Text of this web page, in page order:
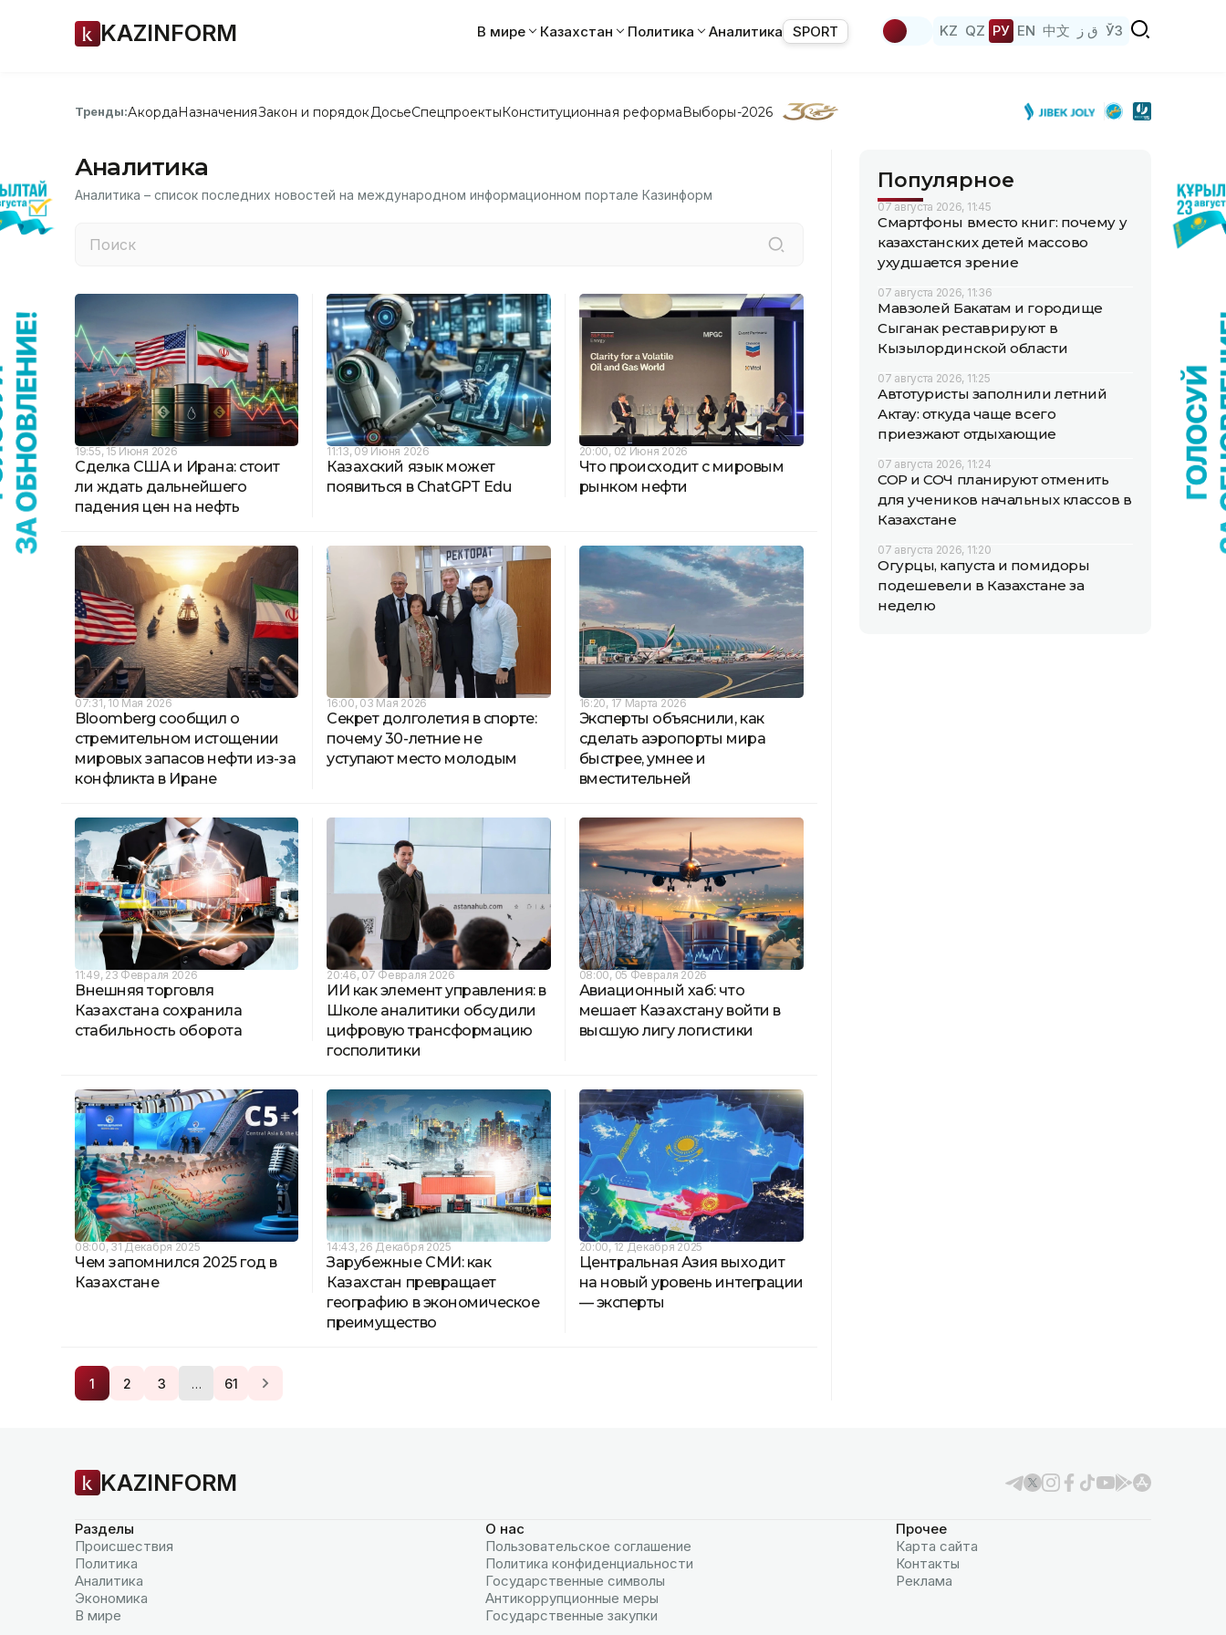
KAZINFORM В мире Казахстан Политика Аналитика SPORT KZ QZ РУ EN 中文 ق ز ЎЗ
Тренды:АкордаНазначенияЗакон и порядок ДосьеСпецпроектыКонституционная реформаВыборы-2026
Аналитика
Аналитика – список последних новостей на международном информационном портале Казинформ
19:55, 15 Июня 2026
Сделка США и Ирана: стоит
ли ждать дальнейшего
падения цен на нефть
11:13, 09 Июня 2026
Казахский язык может
появиться в ChatGPT Edu
20:00, 02 Июня 2026
Что происходит с мировым
рынком нефти
07:31, 10 Мая 2026
Bloomberg сообщил о
стремительном истощении
мировых запасов нефти из-за
конфликта в Иране
16:00, 03 Мая 2026
Секрет долголетия в спорте:
почему 30-летние не
уступают место молодым
16:20, 17 Марта 2026
Эксперты объяснили, как
сделать аэропорты мира
быстрее, умнее и
вместительней
11:49, 23 Февраля 2026
Внешняя торговля
Казахстана сохранила
стабильность оборота
20:46, 07 Февраля 2026
ИИ как элемент управления: в
Школе аналитики обсудили
цифровую трансформацию
госполитики
08:00, 05 Февраля 2026
Авиационный хаб: что
мешает Казахстану войти в
высшую лигу логистики
08:00, 31 Декабря 2025
Чем запомнился 2025 год в
Казахстане
14:43, 26 Декабря 2025
Зарубежные СМИ: как
Казахстан превращает
географию в экономическое
преимущество
20:00, 12 Декабря 2025
Центральная Азия выходит
на новый уровень интеграции
— эксперты
1 2 3 … 61
Популярное
07 августа 2026, 11:45
Смартфоны вместо книг: почему у
казахстанских детей массово
ухудшается зрение
07 августа 2026, 11:36
Мавзолей Бакатам и городище
Сыганак реставрируют в
Кызылординской области
07 августа 2026, 11:25
Автотуристы заполнили летний
Актау: откуда чаще всего
приезжают отдыхающие
07 августа 2026, 11:24
СОР и СОЧ планируют отменить
для учеников начальных классов в
Казахстане
07 августа 2026, 11:20
Огурцы, капуста и помидоры
подешевели в Казахстане за
неделю
KAZINFORM
Разделы
Происшествия
Политика
Аналитика
Экономика
В мире
О нас
Пользовательское соглашение
Политика конфиденциальности
Государственные символы
Антикоррупционные меры
Государственные закупки
Прочее
Карта сайта
Контакты
Реклама